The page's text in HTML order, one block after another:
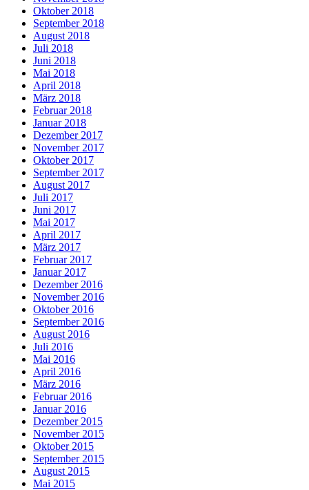
Oktober 2018
September 2018
August 2018
Juli 2018
Juni 2018
Mai 2018
April 2018
März 2018
Februar 2018
Januar 2018
Dezember 2017
November 2017
Oktober 2017
September 2017
August 2017
Juli 2017
Juni 2017
Mai 2017
April 2017
März 2017
Februar 2017
Januar 2017
Dezember 2016
November 2016
Oktober 2016
September 2016
August 2016
Juli 2016
Mai 2016
April 2016
März 2016
Februar 2016
Januar 2016
Dezember 2015
November 2015
Oktober 2015
September 2015
August 2015
Mai 2015